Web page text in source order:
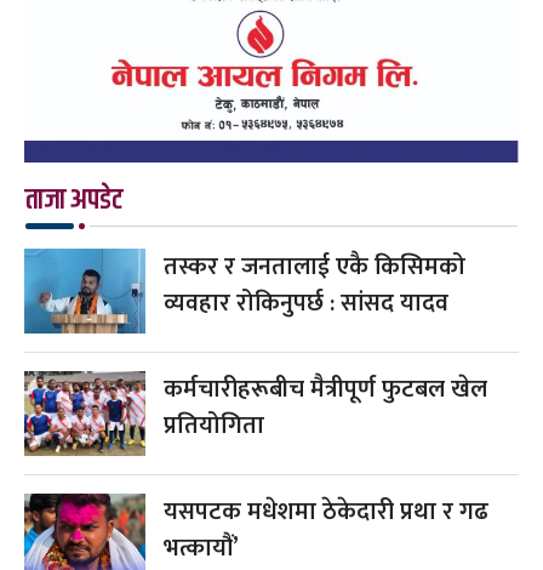
ताजा अपडेट
तस्कर र जनतालाई एकै किसिमको
व्यवहार रोकिनुपर्छ : सांसद यादव
कर्मचारीहरूबीच मैत्रीपूर्ण फुटबल खेल
प्रतियोगिता
यसपटक मधेशमा ठेकेदारी प्रथा र गढ
भत्कायौं’